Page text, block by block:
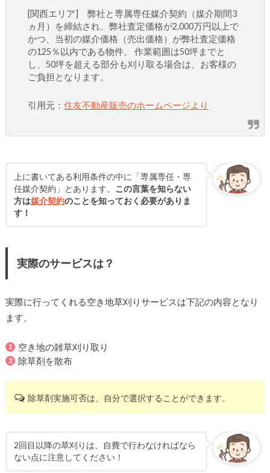
[関西エリア] 弊社と専属専任媒介契約（媒介期間3
ヵ月）を締結され、弊社査定価格が2,000万円以上で
かつ、当初の媒介価格（売出価格）が弊社査定価格
の125％以内である物件。 作業範囲は50坪までと
し、50坪を超える部分も刈り取る場合は、お客様の
ご負担となります。
引用元：住友不動産販売のホームページより
上に書いてある利用条件の中に「専属専任・専
任媒介契約」とあります。 この言葉を知らない
方は媒介契約のことを知っておく必要がありま
す！
実際のサービスは？
実際に行ってくれる空き地草刈りサービスは下記の内容となり
ます。
空き地の雑草刈り取り
除草剤を散布
除草剤実施可否は、自分で選択することができます。
2回目以降の草刈りは、自費で行わなければなら
ない点に注意してください！